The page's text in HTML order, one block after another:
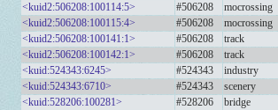
<kuid2:506208:100114:5>
#506208 mocrossing
<kuid2:506208:100115:4>
#506208 mocrossing
<kuid2:506208:100141:1>
#506208 track
<kuid2:506208:100142:1>
#506208 track
<kuid:524343:6245>
#524343 industry
<kuid:524343:6710>
#524343 scenery
<kuid:528206:100281>
#528206 bridge